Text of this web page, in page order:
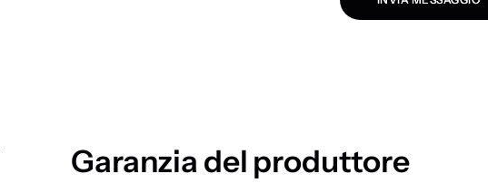
Garanzia del produttore